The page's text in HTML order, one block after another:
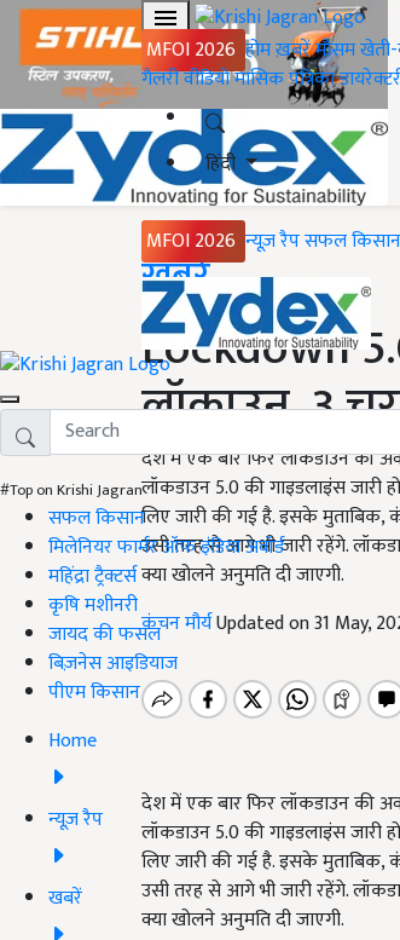
MFOI 2026 होमख़बरेंमौसमखेती-
गैलरीवीडियोमासिक पत्रिका
हिंदी
MFOI 2026 न्यूज़ रैपसफल किसान
#Top on Krishi Jagran
सफल किसान
मिलेनियर फार्मर ऑफ इंडिया अवॉर्ड
महिंद्रा ट्रैक्टर्स
कृषि मशीनरी
जायद की फसल
बिज़नेस आइडियाज
पीएम किसान
Home
न्यूज़ रैप
खबरें
Home
ख़बरें
Lockdown
लॉकाउन, 3
देश में एक बार फिर लॉकडाउन की
लॉकडाउन 5.0 की गाइडलाइंस
लिए जारी की गई है. इसके मुताबिक,
उसी तरह से आगे भी जारी रहेंगे.
क्या खोलने अनुमति दी जाएगी.
कंचन मौर्यUpdated on 31 May,
देश में एक बार फिर लॉकडाउन की
लॉकडाउन 5.0 की गाइडलाइंस
लिए जारी की गई है. इसके मुताबिक,
उसी तरह से आगे भी जारी रहेंगे.
क्या खोलने अनुमति दी जाएगी.